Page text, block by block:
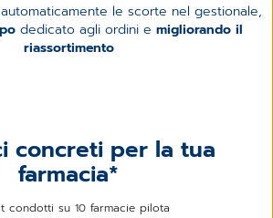
le scorte nel gestionale,
dedicato agli ordini e migliorando il
riassortimento
concreti per la tua
farmacia*
condotti su 10 farmacie pilota